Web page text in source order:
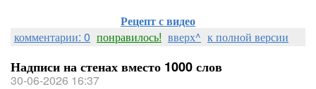
Рецепт с видео
комментарии: 0 понравилось! вверх^ к полной версии
Надписи на стенах вместо 1000 слов
30-06-2026 16:37